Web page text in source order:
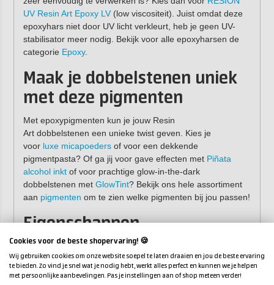
UV Resin Art Epoxy LV(low viscositeit). Juist omdat deze
epoxyhars niet door UV licht verkleurt, heb je geen UV-
stabilisator meer nodig. Bekijk voor alle epoxyharsen de
categorie Epoxy.
Maak je dobbelstenen uniek
met deze pigmenten
Met epoxypigmenten kun je jouw Resin
Art dobbelstenen een unieke twist geven. Kies je
voor luxe micapoedersof voor een dekkende
pigmentpasta? Of ga jij voor gave effecten met Piñata
alcohol inktof voor prachtige glow-in-the-dark
dobbelstenen met GlowTint? Bekijk ons hele assortiment
aan pigmenten om te zien welke pigmenten bij jou passen!
Eigenschappen
Vorm:6-zijdige dobbelsteen (D6)
Materiaal:siliconen
Afmeting:
circa 3 x 3 cm
Cookies voor de beste shopervaring! 🍪
Wij gebruiken cookies om onze website soepel te laten draaien en jou de beste ervaring
te bieden. Zo vind je snel wat je nodig hebt, werkt alles perfect en kunnen we je helpen
met persoonlijke aanbevelingen. Pas je instellingen aan of shop meteen verder!